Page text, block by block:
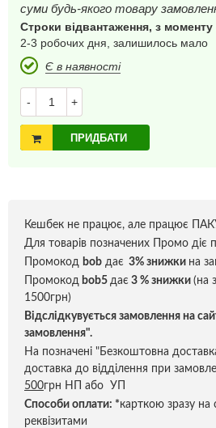
суми будь-якого товару
Строки відвантаження, з
2-3 робочих дня, залишилось мало
Є в наявності
- +
ПРИДБАТИ
Кешбек не працює, але працює
Для товарів позначених Промо діє
Промокод bob дає 3% знижки на
Промокод bob5 дає 3 % знижки (на
1500грн)
Відслідкувується замовлення на
замовлення".
На позначені "Безкоштовна
доставка до відділення при
500грн НП або УП
Способи оплати: *карткою зразу на
реквізитами